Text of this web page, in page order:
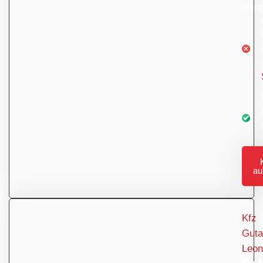
Kfz